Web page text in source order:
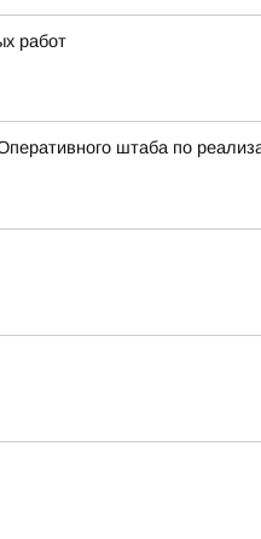
работ
штаба по